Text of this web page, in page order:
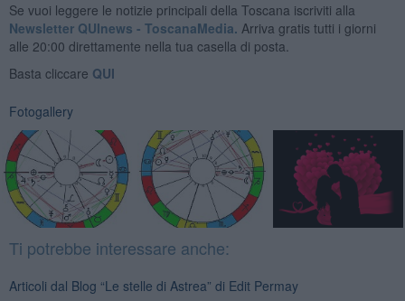
Se vuoi leggere le notizie principali della Toscana iscriviti alla
Newsletter QUInews - ToscanaMedia. Arriva gratis tutti i giorni
alle 20:00 direttamente nella tua casella di posta.
Basta cliccare QUI
Fotogallery
Ti potrebbe interessare anche:
Articoli dal Blog “Le stelle di Astrea” di Edit Permay